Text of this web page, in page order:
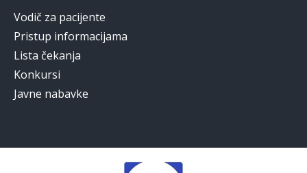
Vodič za pacijente
Pristup informacijama
Lista čekanja
Konkursi
Javne nabavke